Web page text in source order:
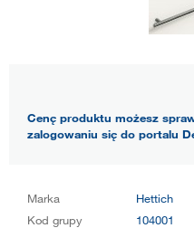
Cenę produktu możesz
zalogowaniu się do portalu
Marka
Hettich
Kod grupy
104001